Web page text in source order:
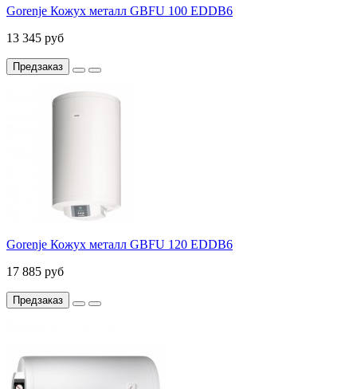
Gorenje Кожух металл GBFU 100 EDDB6
13 345 руб
Предзаказ
Gorenje Кожух металл GBFU 120 EDDB6
17 885 руб
Предзаказ